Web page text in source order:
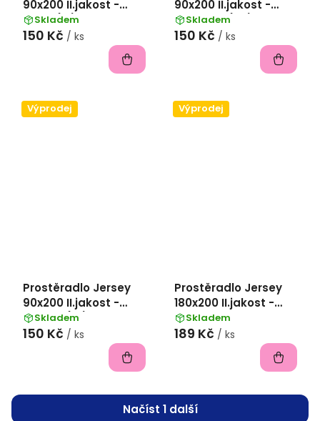
90x200 II.jakost -
šedá (31)
Skladem
150 Kč / ks
90x200 II.jakost -
nebeská (24)
Skladem
150 Kč / ks
Výprodej
Prostěradlo Jersey
90x200 II.jakost -
fialová (14)
Skladem
150 Kč / ks
Výprodej
Prostěradlo Jersey
180x200 II.jakost -
nebeská modrá
Skladem
189 Kč / ks
Načíst 1 další